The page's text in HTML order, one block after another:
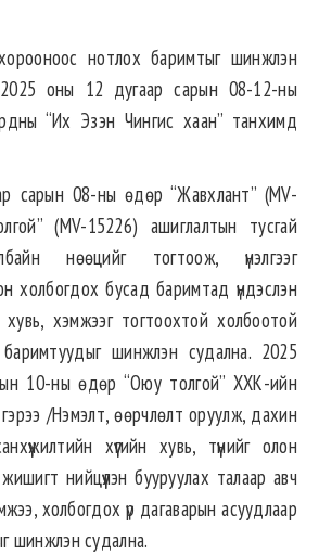
нотлох баримтыг шинжлэн
2025 оны 12 дугаар сарын 08-12-ны
“Их Эзэн Чингис хаан” танхимд
сарын 08-ны өдөр “Жавхлант” (MV-
(MV-15226) ашиглалтын тусгай
нөөцийг тогтоож, үнэлгээг
холбогдох бусад баримтад үндэслэн
хэмжээг тогтоохтой холбоотой
шинжлэн судална. 2025
10-ны өдөр “Оюу толгой” ХХК-ийн
гэрээ /Нэмэлт, өөрчлөлт оруулж, дахин
хүүгийн хувь, түүнийг олон
нийцүүлэн бууруулах талаар авч
холбогдох үр дагаварын асуудлаар
шинжлэн судална.